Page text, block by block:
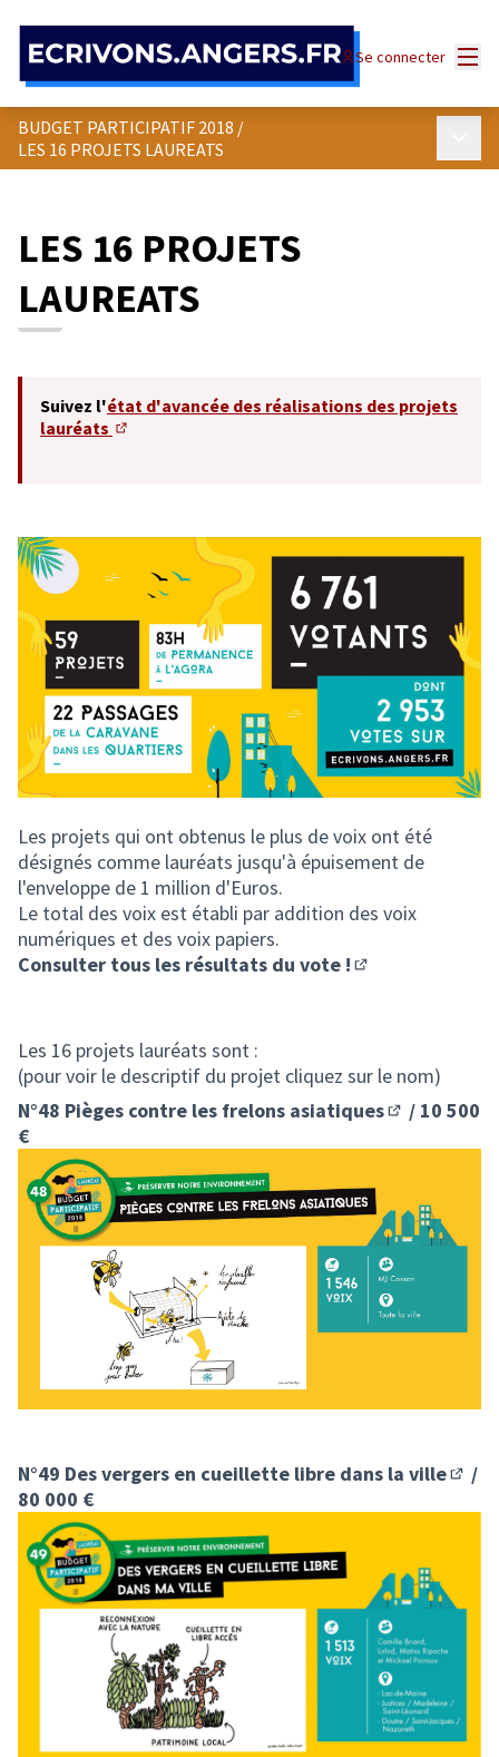
Se connecter
BUDGET PARTICIPATIF 2018 /
LES 16 PROJETS LAUREATS
LES 16 PROJETS
LAUREATS
Suivez l'état d'avancée des réalisations des projets
lauréats
Les projets qui ont obtenus le plus de voix ont été
désignés comme lauréats jusqu'à épuisement de
l'enveloppe de 1 million d'Euros.
Le total des voix est établi par addition des voix
numériques et des voix papiers.
Consulter tous les résultats du vote !
Les 16 projets lauréats sont :
(pour voir le descriptif du projet cliquez sur le nom)
N°48 Pièges contre les frelons asiatiques
(S'ouvre
/ 10 500
€
N°49 Des vergers en cueillette libre dans la ville
/
80 000 €